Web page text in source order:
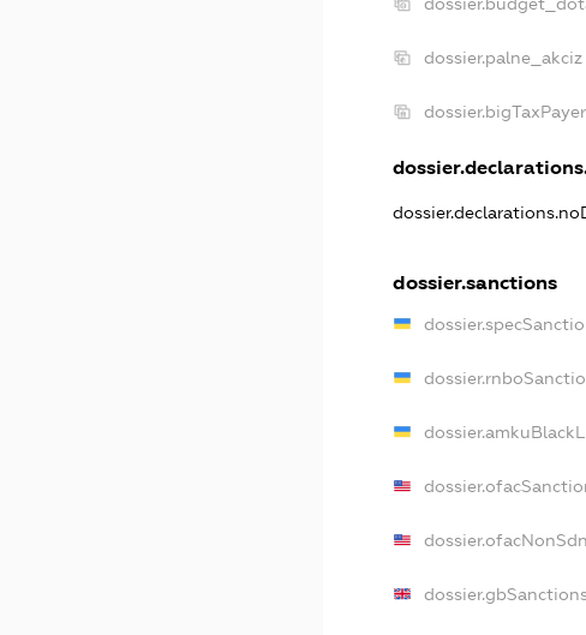
dossier.palne_akciz
dossier.sanctions